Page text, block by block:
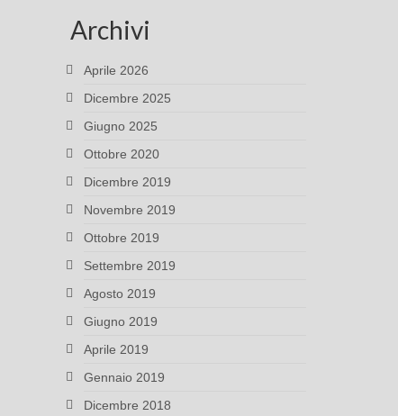
Archivi
Aprile 2026
Dicembre 2025
Giugno 2025
Ottobre 2020
Dicembre 2019
Novembre 2019
Ottobre 2019
Settembre 2019
Agosto 2019
Giugno 2019
Aprile 2019
Gennaio 2019
Dicembre 2018